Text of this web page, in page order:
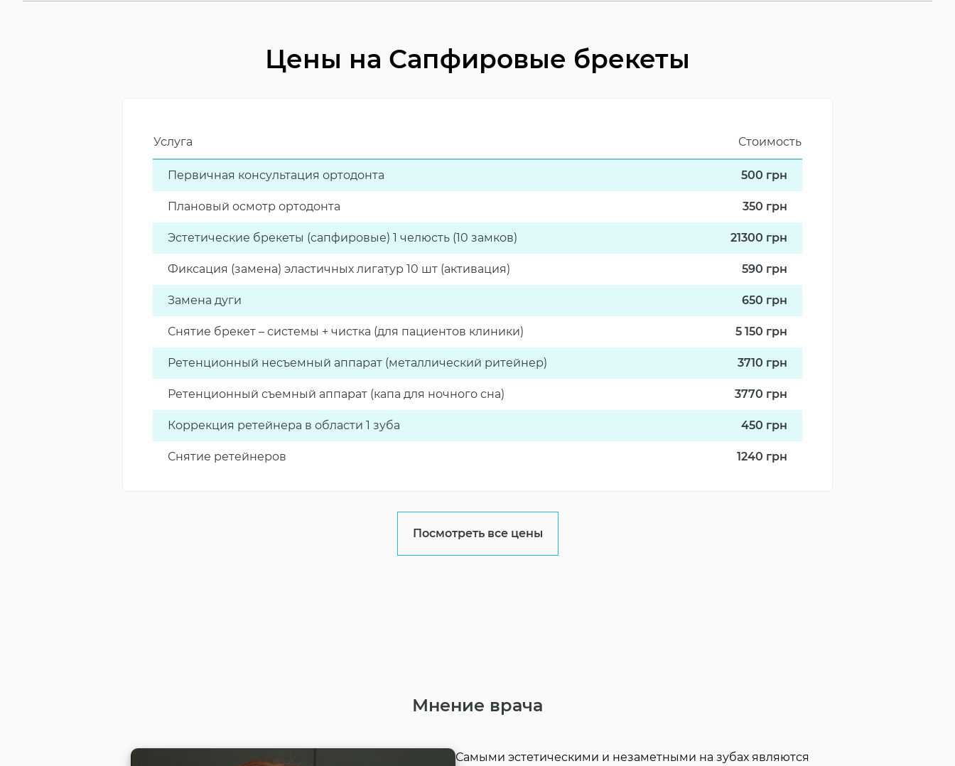
самая дорогая система
Цены на Сапфировые брекеты
Услуга Стоимость
Первичная консультация ортодонта 500 грн
Плановый осмотр ортодонта 350 грн
Эстетические брекеты (сапфировые) 1 челюсть (10 замков) 21300 грн
Фиксация (замена) эластичных лигатур 10 шт (активация) 590 грн
Замена дуги 650 грн
Снятие брекет – системы + чистка (для пациентов клиники) 5 150 грн
Ретенционный несъемный аппарат (металлический ритейнер) 3710 грн
Ретенционный съемный аппарат (капа для ночного сна) 3770 грн
Коррекция ретейнера в области 1 зуба 450 грн
Снятие ретейнеров 1240 грн
Посмотреть все цены
Мнение врача
Самыми эстетическими и незаметными на зубах являются